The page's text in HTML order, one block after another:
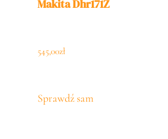
Makita Dhr171Z
545,00zł
Sprawdź sam